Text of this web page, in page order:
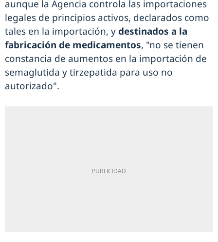
aunque la Agencia controla las importaciones
legales de principios activos, declarados como
tales en la importación, y destinados a la
fabricación de medicamentos, "no se tienen
constancia de aumentos en la importación de
semaglutida y tirzepatida para uso no
autorizado".